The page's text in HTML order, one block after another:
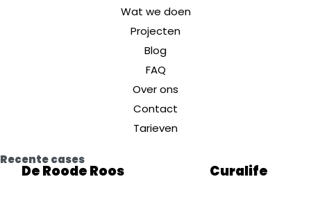
Wat we doen
Projecten
Blog
FAQ
Over ons
Contact
Tarieven
Recente cases
De Roode Roos Curalife